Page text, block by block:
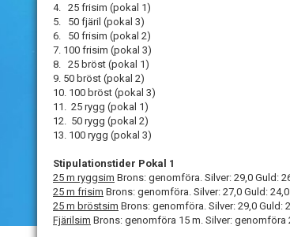
4. 25 frisim (pokal 1)
5. 50 fjäril (pokal 3)
6. 50 frisim (pokal 2)
7. 100 frisim (pokal 3)
8. 25 bröst (pokal 1)
9. 50 bröst (pokal 2)
10. 100 bröst (pokal 3)
11. 25 rygg (pokal 1)
12. 50 rygg (pokal 2)
13. 100 rygg (pokal 3)
Stipulationstider Pokal 1
25 m ryggsim Brons: genomföra. Silver: 29,0 Guld:
25 m frisim Brons: genomföra. Silver: 27,0 Guld: 24,0
25 m bröstsim Brons: genomföra. Silver: 29,0 Guld:
Fjärilsim Brons: genomföra 15 m. Silver: genomföra